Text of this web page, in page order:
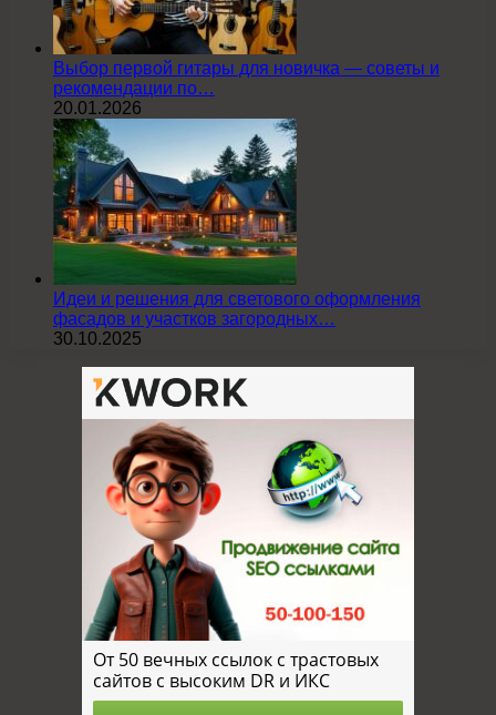
Выбор первой гитары для новичка — советы и
рекомендации по…
20.01.2026
Идеи и решения для светового оформления
фасадов и участков загородных…
30.10.2025